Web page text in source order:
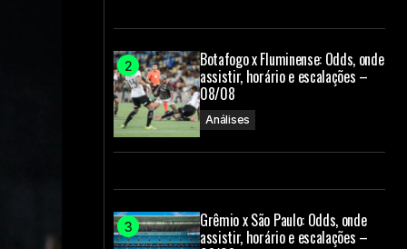
Botafogo x Fluminense: Odds, onde
assistir, horário e escalações –
08/08
Análises
Grêmio x São Paulo: Odds, onde
assistir, horário e escalações –